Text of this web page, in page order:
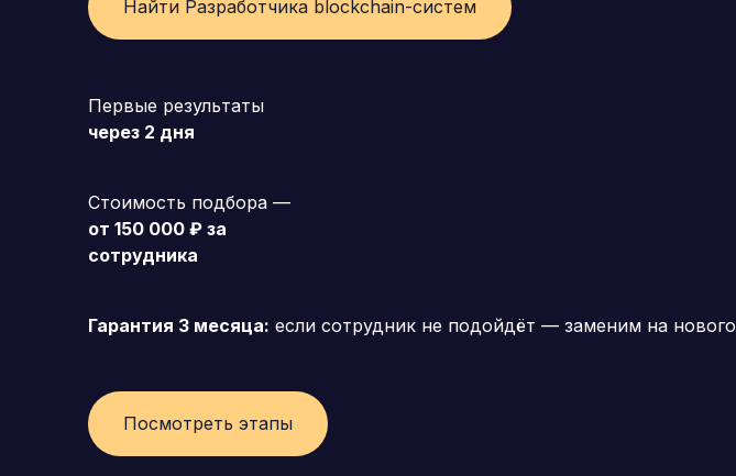
Коммерческий директор
Директор по маркетингу (CMO)
Директор по персоналу (HR-директор)
Директор по стратегическому развитию
Мировой HR
Франшиза
Найти Разработчика blockchain-систем
Первые результаты
через 2 дня
Стоимость подбора —
от 150 000 ₽ за
сотрудника
Гарантия 3 месяца: если сотрудник не подойдёт — заменим на нового
Посмотреть этапы